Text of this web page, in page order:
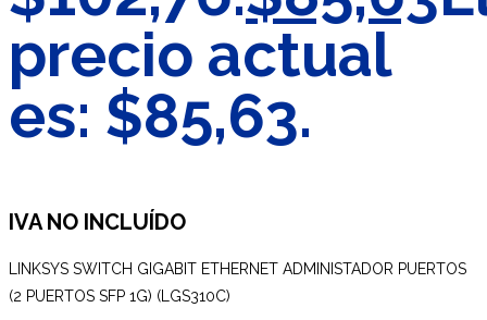
precio actual
es: $85,63.
IVA NO INCLUÍDO
LINKSYS SWITCH GIGABIT ETHERNET ADMINISTADOR PUERTOS
(2 PUERTOS SFP 1G) (LGS310C)